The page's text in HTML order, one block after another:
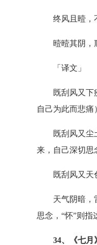
终风且曀，不
曀曀其阴，虺
「译文」
既刮风又下疾
自己为此而悲痛
既刮风又尘土
来，自己深切思
既刮风又天色
天气阴暗，雷
思念，“怀”则指
34、《七